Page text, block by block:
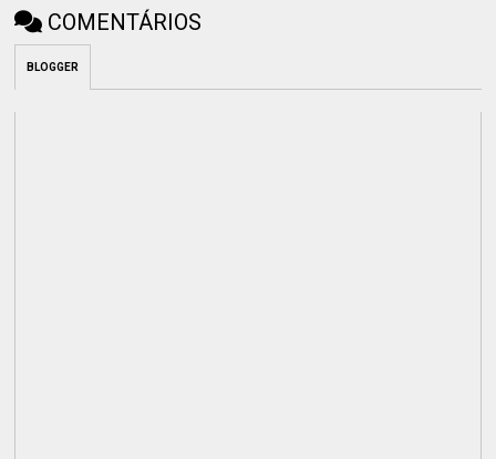
COMENTÁRIOS
BLOGGER